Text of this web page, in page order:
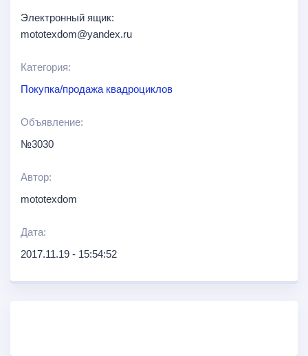
Электронный ящик:
mototexdom@yandex.ru
Категория:
Покупка/продажа квадроциклов
Объявление:
№3030
Автор:
mototexdom
Дата:
2017.11.19 - 15:54:52